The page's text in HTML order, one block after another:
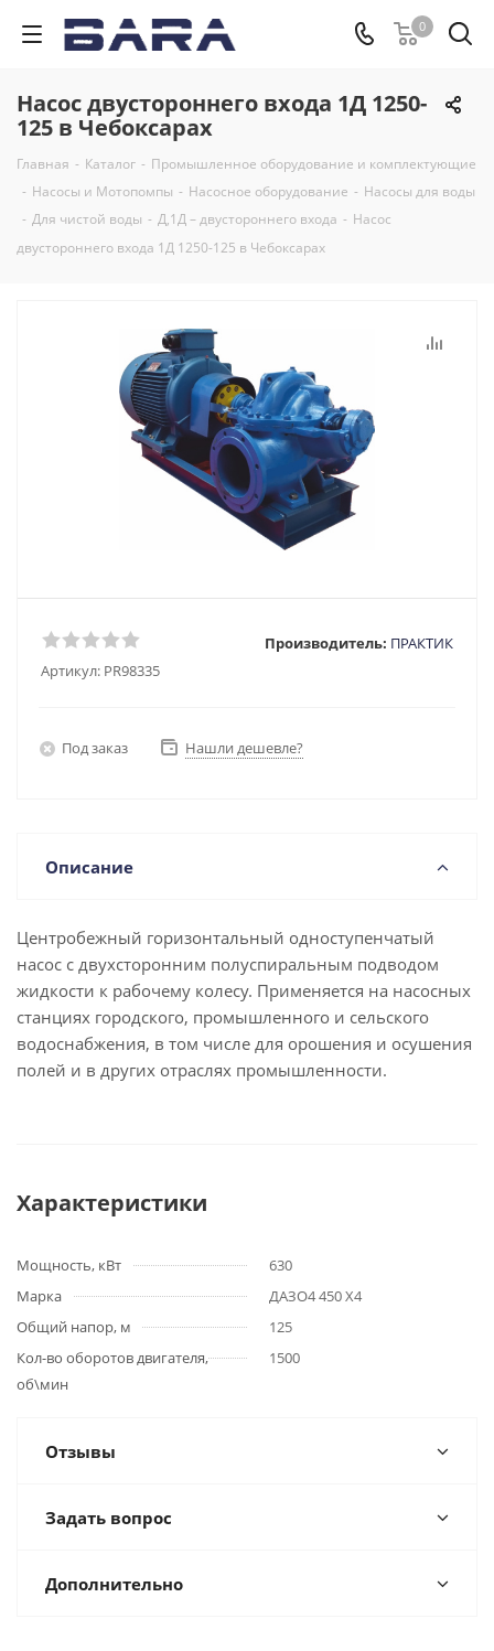
0
Насос двустороннего входа 1Д 1250-
125 в Чебоксарах
Главная - Каталог - Промышленное оборудование и комплектующие
- Насосы и Мотопомпы - Насосное оборудование - Насосы для воды
- Для чистой воды - Д,1Д – двустороннего входа - Насос
двустороннего входа 1Д 1250-125 в Чебоксарах
Артикул: PR98335
Производитель: ПРАКТИК
Под заказ Нашли дешевле?
Описание
Центробежный горизонтальный одноступенчатый
насос с двухсторонним полуспиральным подводом
жидкости к рабочему колесу. Применяется на насосных
станциях городского, промышленного и сельского
водоснабжения, в том числе для орошения и осушения
полей и в других отраслях промышленности.
Характеристики
Мощность, кВт
630
Марка
ДАЗО4 450 Х4
Общий напор, м
125
Кол-во оборотов двигателя,
об\мин
1500
Отзывы
Задать вопрос
Дополнительно